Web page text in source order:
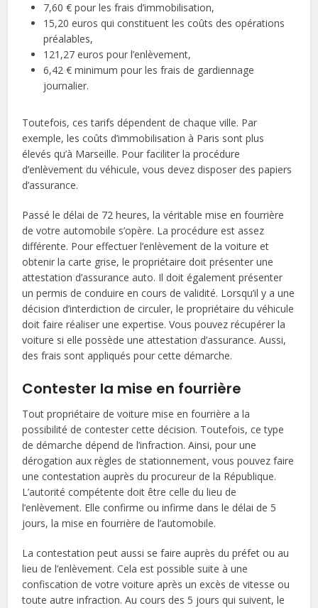
7,60 € pour les frais d’immobilisation,
15,20 euros qui constituent les coûts des opérations
préalables,
121,27 euros pour l’enlèvement,
6,42 € minimum pour les frais de gardiennage
journalier.
Toutefois, ces tarifs dépendent de chaque ville. Par
exemple, les coûts d’immobilisation à Paris sont plus
élevés qu’à Marseille. Pour faciliter la procédure
d’enlèvement du véhicule, vous devez disposer des papiers
d’assurance.
Passé le délai de 72 heures, la véritable mise en fourrière
de votre automobile s’opère. La procédure est assez
différente. Pour effectuer l’enlèvement de la voiture et
obtenir la carte grise, le propriétaire doit présenter une
attestation d’assurance auto. Il doit également présenter
un permis de conduire en cours de validité. Lorsqu’il y a une
décision d’interdiction de circuler, le propriétaire du véhicule
doit faire réaliser une expertise. Vous pouvez récupérer la
voiture si elle possède une attestation d’assurance. Aussi,
des frais sont appliqués pour cette démarche.
Contester la mise en fourrière
Tout propriétaire de voiture mise en fourrière a la
possibilité de contester cette décision. Toutefois, ce type
de démarche dépend de l’infraction. Ainsi, pour une
dérogation aux règles de stationnement, vous pouvez faire
une contestation auprès du procureur de la République.
L’autorité compétente doit être celle du lieu de
l’enlèvement. Elle confirme ou infirme dans le délai de 5
jours, la mise en fourrière de l’automobile.
La contestation peut aussi se faire auprès du préfet ou au
lieu de l’enlèvement. Cela est possible suite à une
confiscation de votre voiture après un excès de vitesse ou
toute autre infraction. Au cours des 5 jours qui suivent, le